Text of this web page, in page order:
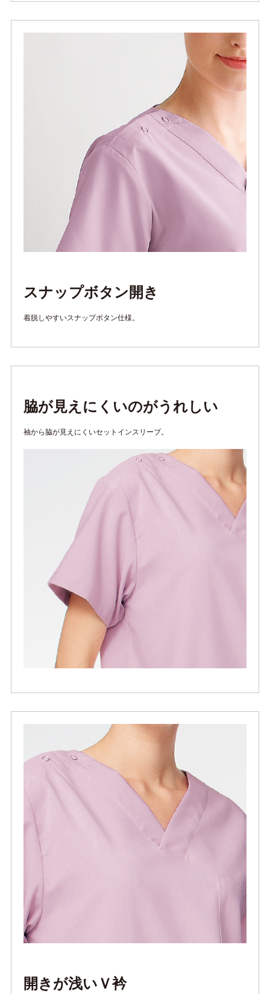
スナップボタン開き
着脱しやすいスナップボタン仕様。
脇が見えにくいのがうれしい
袖から脇が見えにくいセットインスリーブ。
開きが浅いＶ衿